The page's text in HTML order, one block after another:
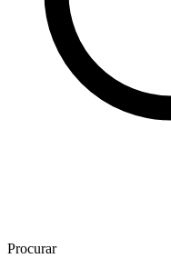
Procurar